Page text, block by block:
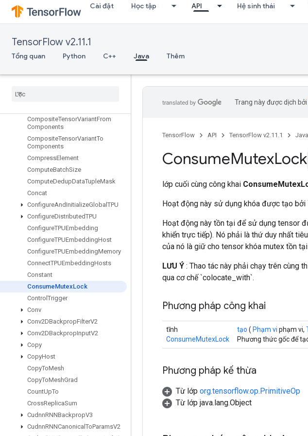
Cài đặt Học tập API Hệ sinh thái
TensorFlow v2.11.1
Tổng quan Python C++ Java Thêm
CollectiveBcastRecvV2
CollectiveBcastSendV2
CollectiveGather
CollectiveGatherV2
CollectivePermute
CompositeTensorVariantFrom
Components
CompositeTensorVariantTo
Components
CompressElement
ComputeBatchSize
ComputeDedupDataTupleMask
Concat
ConfigureAndInitializeGlobal TPU
ConfigureDistributedTPU
ConfigureTPUEmbedding
ConfigureTPUEmbeddingHost
ConfigureTPUEmbeddingMemory
ConnectTPUEmbeddingHosts
Constant
ConsumeMutexLock
Control Trigger
Conv
Conv2DBackpropFilterV2
Conv2DBackpropInputV2
Copy
CopyHost
CopyToMesh
CopyToMeshGrad
CountUpTo
CrossReplicaSum
CudnnRNNBackpropV3
CudnnRNNCanonical ToParamsV2
Trang này được dịch bởi
TensorFlow API TensorFlow v2.11.1 Java
ConsumeMutexLock
lớp cuối cùng công khai
Hoạt động này sử dụng khóa được tạo bởi
Hoạt động này tồn tại để sử dụng tensor
khiển trực tiếp). Nó phải là thứ duy nhất
của nó là giữ cho tensor khóa mutex tồn
LƯU Ý : Thao tác này phải chạy trên cùng
qua cơ chế `colocate_with`.
Phương pháp công khai
tĩnh
ConsumeMutexLock
tạo ( Phạm vi phạm vi,
Phương thức gốc để
Phương pháp kế thừa
Từ lớp org.tensorflow.op.PrimitiveOp
Từ lớp java.lang.Object